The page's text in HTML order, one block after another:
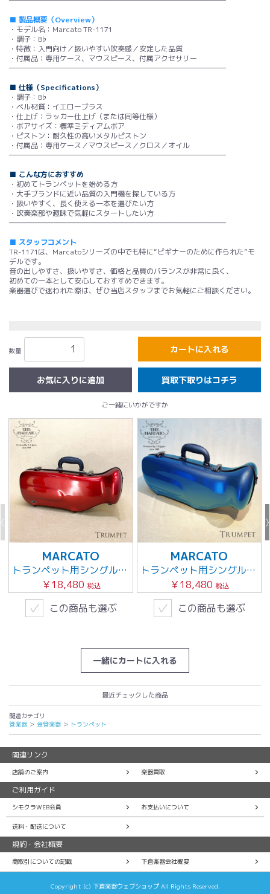
■ 製品概要（Overview）
・モデル名：Marcato TR-1171
・調子：B♭
・特徴：入門向け／扱いやすい吹奏感／安定した品質
・付属品：専用ケース、マウスピース、付属アクセサリー
――――――――――――――――――――――――――――――
■ 仕様（Specifications）
・調子：B♭
・ベル材質：イエローブラス
・仕上げ：ラッカー仕上げ（または同等仕様）
・ボアサイズ：標準ミディアムボア
・ピストン：耐久性の高いメタルピストン
・付属品：専用ケース／マウスピース／クロス／オイル
――――――――――――――――――――――――――――――
■ こんな方におすすめ
・初めてトランペットを始める方
・大手ブランドに近い品質の入門機を探している方
・扱いやすく、長く使える一本を選びたい方
・吹奏楽部や趣味で気軽にスタートしたい方
――――――――――――――――――――――――――――――
■ スタッフコメント
TR-1171は、Marcatoシリーズの中でも特に“ビギナーのために作られた”モ
デルです。
音の出しやすさ、扱いやすさ、価格と品質のバランスが非常に良く、
初めての一本として安心しておすすめできます。
楽器選びで迷われた際は、ぜひ当店スタッフまでお気軽にご相談ください。
数量 カートに入れる
買取下取りはコチラ
ご一緒にいかがですか
MARCATO
トランペット用シングル【ワインレッド】
￥18,480 税込
✓
MARCATO
トランペット用シングル【 ネイビー】
￥18,480 税込
✓
一緒にカートに入れる
最近チェックした商品
関連カテゴリ
管楽器 ＞ 金管楽器 ＞ トランペット
関連リンク
店舗のご案内 楽器買取
ご利用ガイド
シモクラWEB会員 お支払いについて
送料・配送について
規約・会社概要
商取引についての記載 下倉楽器会社概要
Copyright (c) 下倉楽器ウェブショップ All Rights Reserved.